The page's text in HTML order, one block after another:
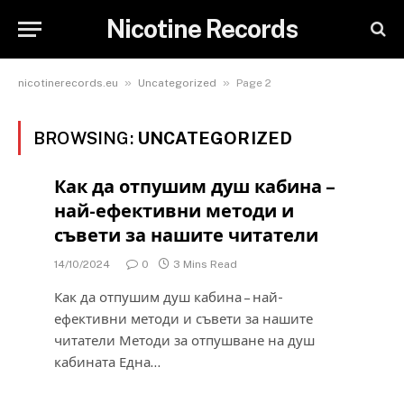
Nicotine Records
nicotinerecords.eu » Uncategorized » Page 2
BROWSING: UNCATEGORIZED
Как да отпушим душ кабина –
най-ефективни методи и
съвети за нашите читатели
14/10/2024 0 3 Mins Read
Как да отпушим душ кабина – най-
ефективни методи и съвети за нашите
читатели Методи за отпушване на душ
кабината Една…